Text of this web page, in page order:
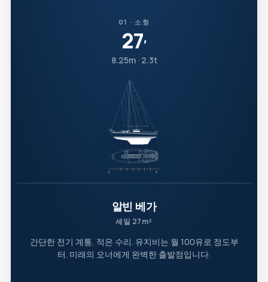
01 · 소형
27′
8.25m · 2.3t
알빈 베가
세일 27m²
간단한 전기 계통, 적은 수리. 유지비는 월 100유로 정도부
터. 미래의 오너에게 완벽한 출발점입니다.